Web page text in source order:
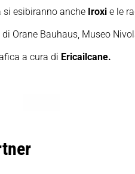
si esibiranno anche Iroxie le
di Orane Bauhaus, Museo
a cura di Ericailcane.